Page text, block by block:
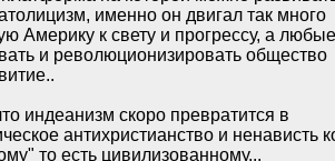
именно он двигал так много
Америку к свету и прогрессу, а любые
и революционизировать общество
индеанизм скоро превратится в
антихристианство и ненависть
то есть цивилизованному...